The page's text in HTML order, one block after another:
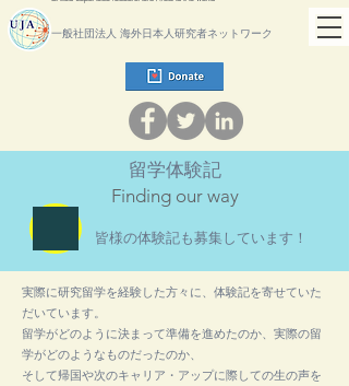
一般社団法人 海外日本人研究者ネットワーク
留学体験記
Finding our way
皆様の体験記も募集しています！
実際に研究留学を経験した方々に、体験記を寄せていた
だいています。
留学がどのように決まって準備を進めたのか、実際の留
学がどのようなものだったのか、
そして帰国や次のキャリア・アップに際しての生の声を